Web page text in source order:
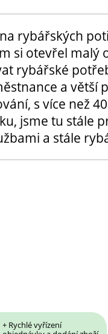
rybářských
si otevřel malý
rybářské
a větší
s více než
jsme tu stále
a stále
+ Rychlé vyřízení